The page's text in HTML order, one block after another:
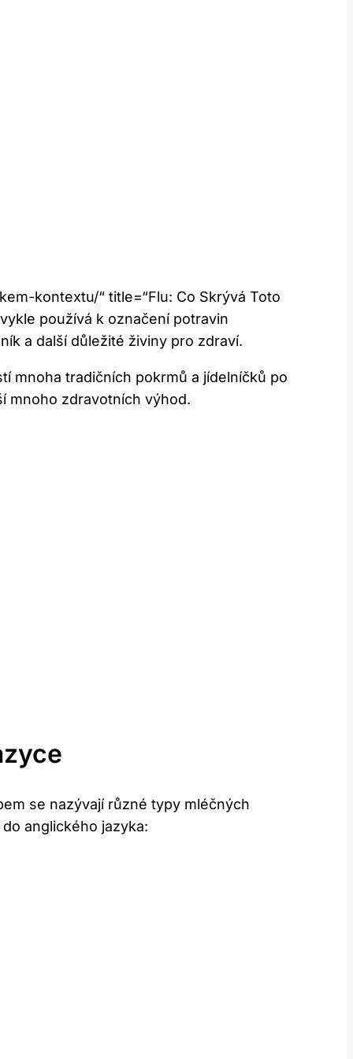
kontextu/“ title=“Flu: Co Skrývá Toto
používá k označení potravin
a další důležité živiny pro zdraví.
mnoha tradičních pokrmů a jídelníčků po
mnoho zdravotních výhod.
se nazývají různé typy mléčných
anglického jazyka: